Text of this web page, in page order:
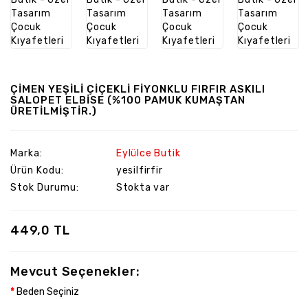
Erkek
Bebek
Aksesuar
-
Kız
ÇİMEN YEŞİLİ ÇİÇEKLİ FİYONKLU FIRFIR ASKILI
SALOPET ELBİSE (%100 PAMUK KUMAŞTAN
ÜRETİLMİŞTİR.)
Marka:
Eylülce Butik
Ürün Kodu:
yesilfirfir
Stok Durumu:
Stokta var
449,0 TL
Mevcut Seçenekler:
Beden Seçiniz